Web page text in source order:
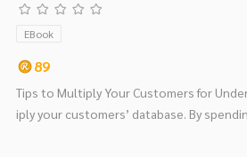
EBook
89
Tips to Multiply Your Customers for
iply your customers’ database. By